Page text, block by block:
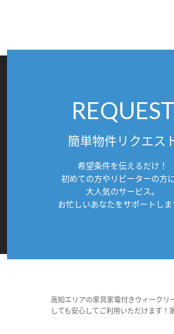
REQUEST
簡単物件リクエス
希望条件を伝えるだけ！
初めての方やリピーターの方
大人気のサービス。
お忙しいあなたをサポートしま
高知エリアの家具家電付きウィークリ
しても安心してご利用いただけます！